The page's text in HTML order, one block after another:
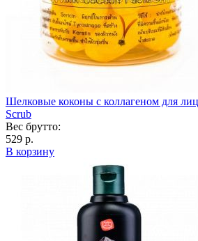
Шелковые коконы с коллагеном для
Scrub
Вес брутто:
529 р.
В корзину